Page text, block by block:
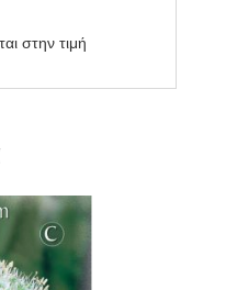
στην τιμή